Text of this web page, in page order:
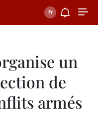
un
de
armés